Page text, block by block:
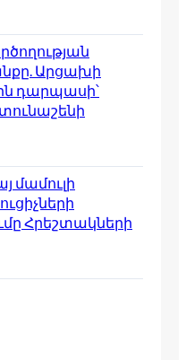
Արցախի
դարպասի՝
մամուլի
Հրեշտակների